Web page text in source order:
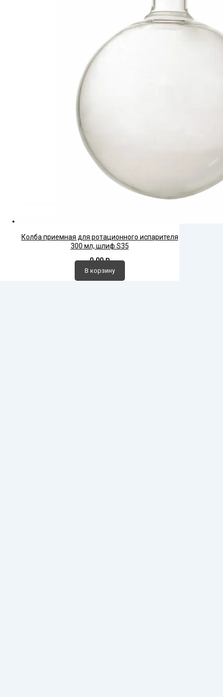
Колба приемная для ротационного испарителя
300 мл, шлиф S35
0,00₽
В корзину